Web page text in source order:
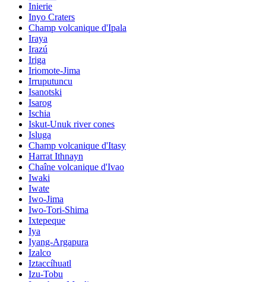
Inierie
Inyo Craters
Champ volcanique d'Ipala
Iraya
Irazú
Iriga
Iriomote-Jima
Irruputuncu
Isanotski
Isarog
Ischia
Iskut-Unuk river cones
Isluga
Champ volcanique d'Itasy
Harrat Ithnayn
Chaîne volcanique d'Ivao
Iwaki
Iwate
Iwo-Jima
Iwo-Tori-Shima
Ixtepeque
Iya
Iyang-Argapura
Izalco
Iztaccíhuatl
Izu-Tobu